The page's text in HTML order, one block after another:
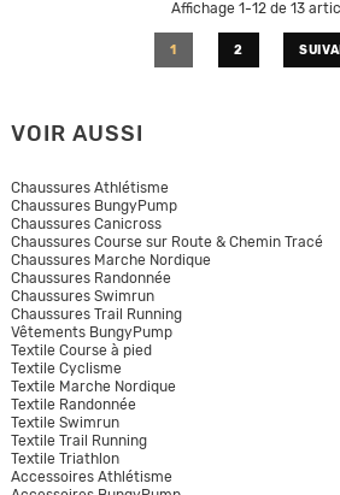
Affichage 1-12 de 13
1 2
VOIR AUSSI
Chaussures Athlétisme
Chaussures BungyPump
Chaussures Canicross
Chaussures Course sur Route & Chemin Tracé
Chaussures Marche Nordique
Chaussures Randonnée
Chaussures Swimrun
Chaussures Trail Running
Vêtements BungyPump
Textile Course à pied
Textile Cyclisme
Textile Marche Nordique
Textile Randonnée
Textile Swimrun
Textile Trail Running
Textile Triathlon
Accessoires Athlétisme